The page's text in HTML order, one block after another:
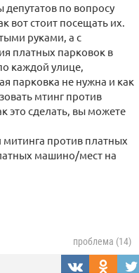
депутатов по вопросу
вот стоит посещать их.
руками, а с
платных парковок в
каждой улице,
парковка не нужна и как
мтинг против
это сделать, вы можете
митинга против платных
машино/мест на
проблема (14)